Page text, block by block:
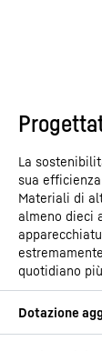
La
sua
Materiali di
almeno dieci
quotidiano